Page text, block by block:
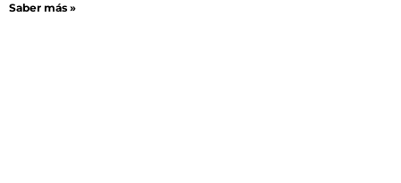
Saber más »